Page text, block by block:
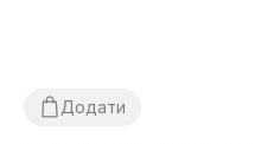
Додати